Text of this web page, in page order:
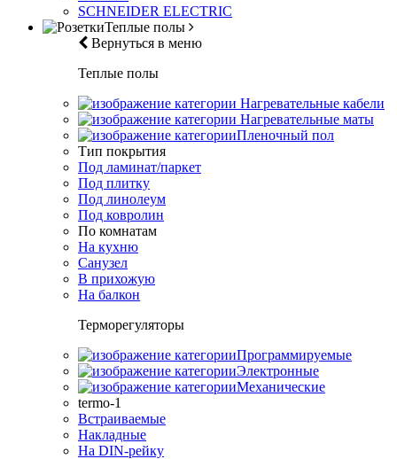
SCHNEIDER ELECTRIC
Теплые полы
Вернуться в меню
Теплые полы
Нагревательные кабели
Нагревательные маты
Пленочный пол
Тип покрытия
Под ламинат/паркет
Под плитку
Под линолеум
Под ковролин
По комнатам
На кухню
Санузел
В прихожую
На балкон
Терморегуляторы
Программируемые
Электронные
Механические
termo-1
Встраиваемые
Накладные
На DIN-рейку